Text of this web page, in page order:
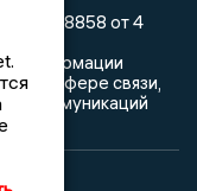
78858 от 4
информации
в сфере связи,
коммуникаций